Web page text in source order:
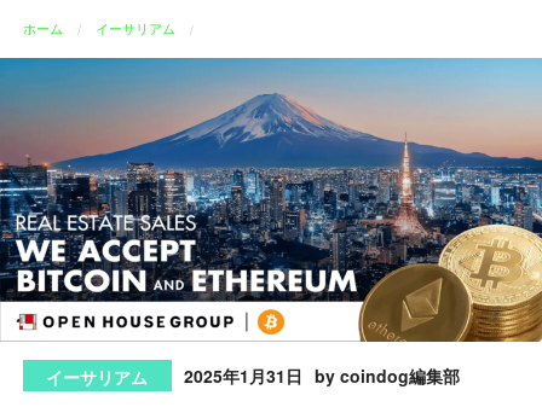
プ
ホーム イーサリアム
イーサリアム 2025年1月31日 by coindog編集部